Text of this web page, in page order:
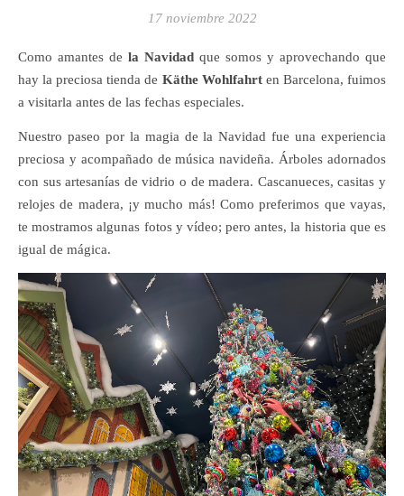
17 noviembre 2022
Como amantes de la Navidad que somos y aprovechando que
hay la preciosa tienda de Käthe Wohlfahrten Barcelona, fuimos
a visitarla antes de las fechas especiales.
Nuestro paseo por la magia de la Navidad fue una experiencia
preciosa y acompañado de música navideña. Árboles adornados
con sus artesanías de vidrio o de madera. Cascanueces, casitas y
relojes de madera, ¡y mucho más! Como preferimos que vayas,
te mostramos algunas fotos y vídeo; pero antes, la historia que es
igual de mágica.